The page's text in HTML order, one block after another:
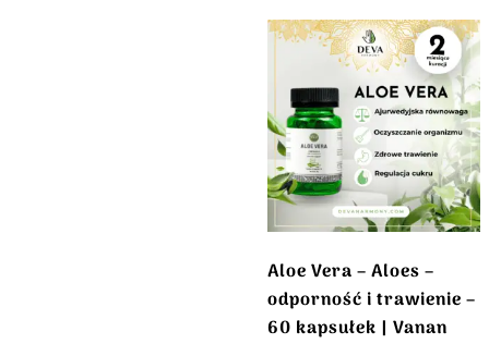
Aloe Vera – Aloes –
odporność i trawienie –
60 kapsułek | Vanan